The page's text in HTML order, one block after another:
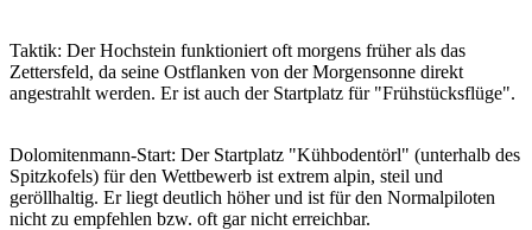
Taktik: Der Hochstein funktioniert oft morgens früher als das
Zettersfeld, da seine Ostflanken von der Morgensonne direkt
angestrahlt werden. Er ist auch der Startplatz für "Frühstücksflüge".
Dolomitenmann-Start: Der Startplatz "Kühbodentörl" (unterhalb des
Spitzkofels) für den Wettbewerb ist extrem alpin, steil und
geröllhaltig. Er liegt deutlich höher und ist für den Normalpiloten
nicht zu empfehlen bzw. oft gar nicht erreichbar.